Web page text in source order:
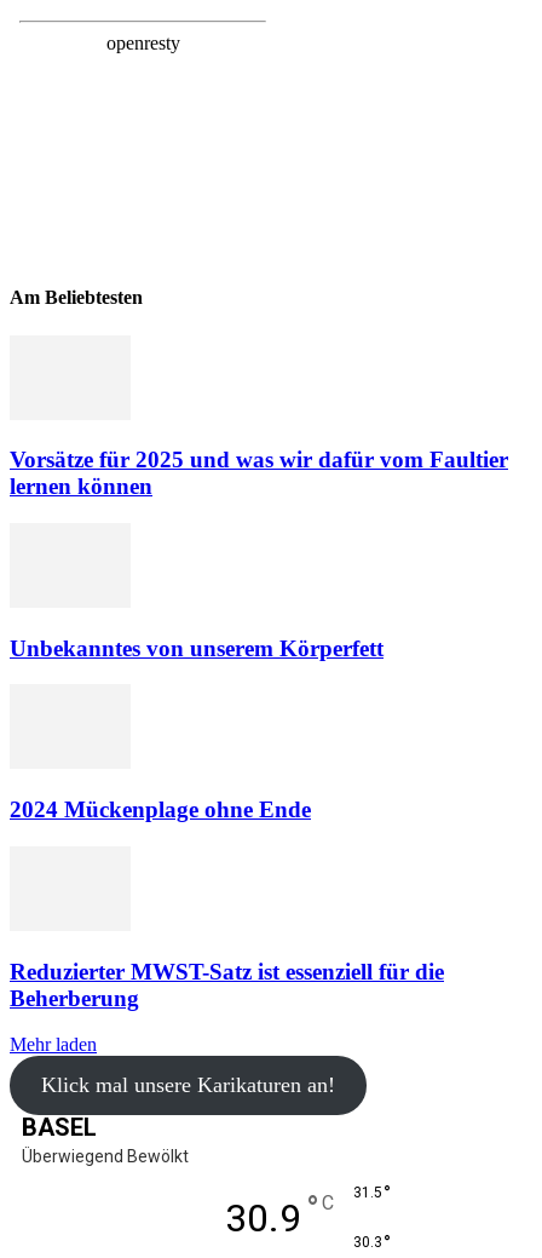
Am Beliebtesten
Vorsätze für 2025 und was wir dafür vom Faultier
lernen können
Unbekanntes von unserem Körperfett
2024 Mückenplage ohne Ende
Reduzierter MWST-Satz ist essenziell für die
Beherberung
Mehr laden
Klick mal unsere Karikaturen an!
BASEL
Überwiegend Bewölkt
30.9 ° C 31.5 °
30.3 °